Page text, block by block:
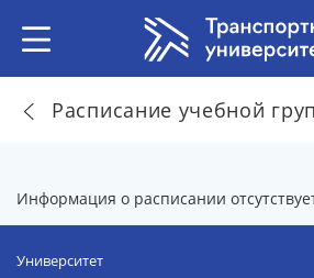
Расписание учебной
Информация о расписании
Университет